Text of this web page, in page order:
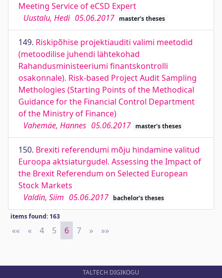
Meeting Service of eCSD Expert
Uustalu, Hedi 05.06.2017 master's theses
149. Riskipõhise projektiauditi valimi meetodid
(metoodilise juhendi lähtekohad
Rahandusministeeriumi finantskontrolli
osakonnale). Risk-based Project Audit Sampling
Methologies (Starting Points of the Methodical
Guidance for the Financial Control Department
of the Ministry of Finance)
Vahemäe, Hannes 05.06.2017 master's theses
150. Brexiti referendumi mõju hindamine valitud
Euroopa aktsiaturgudel. Assessing the Impact of
the Brexit Referendum on Selected European
Stock Markets
Valdin, Siim 05.06.2017 bachelor's theses
items found: 163
«« First
« Previous
4 5 6 7 » Next
»»
TALTECH DIGIKOGU